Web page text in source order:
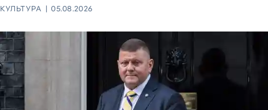
КУЛЬТУРА 05.08.2026